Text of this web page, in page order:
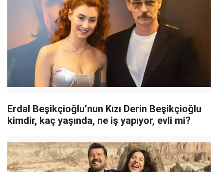
Erdal Beşikçioğlu’nun Kızı Derin Beşikçioğlu
kimdir, kaç yaşında, ne iş yapıyor, evli mi?